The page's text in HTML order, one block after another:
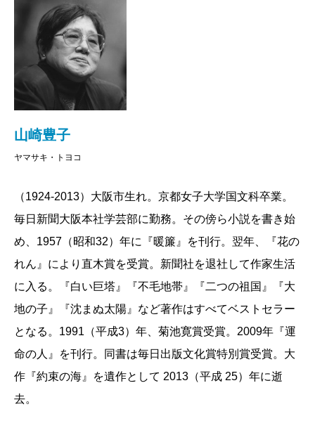
山崎豊子
ヤマサキ・トヨコ
（1924-2013）大阪市生れ。京都女子大学国文科卒業。
毎日新聞大阪本社学芸部に勤務。その傍ら小説を書き始
め、1957（昭和32）年に『暖簾』を刊行。翌年、『花の
れん』により直木賞を受賞。新聞社を退社して作家生活
に入る。『白い巨塔』『不毛地帯』『二つの祖国』『大
地の子』『沈まぬ太陽』など著作はすべてベストセラー
となる。1991（平成3）年、菊池寛賞受賞。2009年『運
命の人』を刊行。同書は毎日出版文化賞特別賞受賞。大
作『約束の海』を遺作として 2013（平成 25）年に逝
去。